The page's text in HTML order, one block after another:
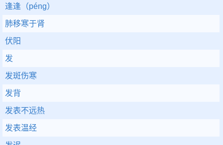
逢逢（péng）
肺移寒于肾
伏阳
发
发斑伤寒
发背
发表不远热
发表温经